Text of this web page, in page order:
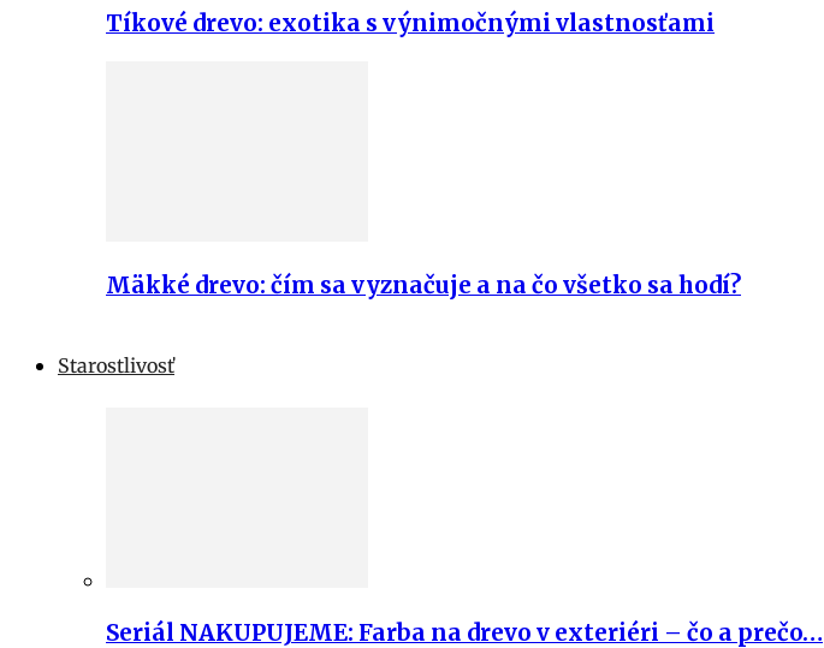
Tíkové drevo: exotika s výnimočnými vlastnosťami
Mäkké drevo: čím sa vyznačuje a na čo všetko sa hodí?
Starostlivosť
Seriál NAKUPUJEME: Farba na drevo v exteriéri – čo a prečo…